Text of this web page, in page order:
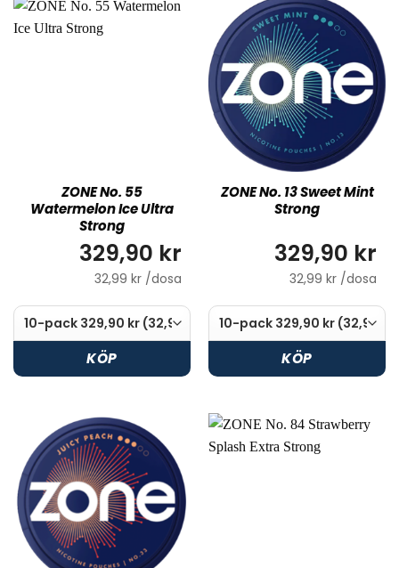
ZONE No. 55
Watermelon Ice Ultra
Strong
329,90 kr
32,99 kr /dosa
KÖP
ZONE No. 13 Sweet Mint
Strong
329,90 kr
32,99 kr /dosa
KÖP